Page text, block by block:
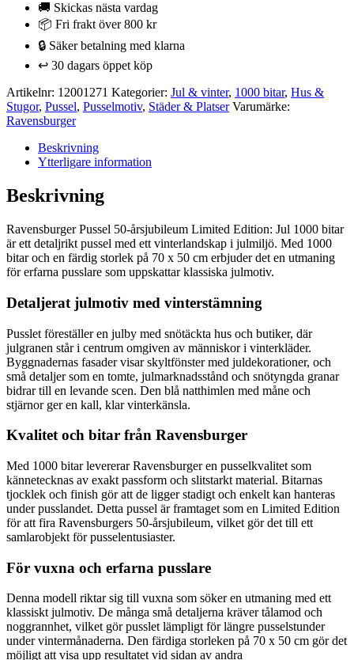
årsjubileum
Limited
Edition:
bitar
mängd
🚚 Skickas nästa vardag
📦 Fri frakt över 800 kr
🔒 Säker betalning med klarna
↩️ 30 dagars öppet köp
Artikelnr: 12001271 Kategorier: Jul & vinter, 1000 bitar, Hus &
Stugor, Pussel, Pusselmotiv, Städer & Platser Varumärke:
Ravensburger
Beskrivning
Ytterligare information
Beskrivning
Ravensburger Pussel 50-årsjubileum Limited Edition: Jul 1000 bitar
är ett detaljrikt pussel med ett vinterlandskap i julmiljö. Med 1000
bitar och en färdig storlek på 70 x 50 cm erbjuder det en utmaning
för erfarna pusslare som uppskattar klassiska julmotiv.
Detaljerat julmotiv med vinterstämning
Pusslet föreställer en julby med snötäckta hus och butiker, där
julgranen står i centrum omgiven av människor i vinterkläder.
Byggnadernas fasader visar skyltfönster med juldekorationer, och
små detaljer som en tomte, julmarknadsstånd och snötyngda granar
bidrar till en levande scen. Den blå natthimlen med måne och
stjärnor ger en kall, klar vinterkänsla.
Kvalitet och bitar från Ravensburger
Med 1000 bitar levererar Ravensburger en pusselkvalitet som
kännetecknas av exakt passform och slitstarkt material. Bitarnas
tjocklek och finish gör att de ligger stadigt och enkelt kan hanteras
under pusslandet. Detta pussel är framtaget som en Limited Edition
för att fira Ravensburgers 50-årsjubileum, vilket gör det till ett
samlarobjekt för pusselentusiaster.
För vuxna och erfarna pusslare
Denna modell riktar sig till vuxna som söker en utmaning med ett
klassiskt julmotiv. De många små detaljerna kräver tålamod och
noggrannhet, vilket gör pusslet lämpligt för längre pusselstunder
under vintermånaderna. Den färdiga storleken på 70 x 50 cm gör det
möjligt att visa upp resultatet vid sidan av andra